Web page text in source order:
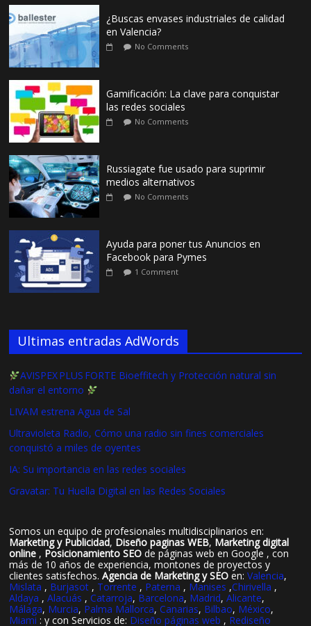
¿Buscas envases industriales de calidad
en Valencia?
No Comments
Gamificación: La clave para conquistar
las redes sociales
No Comments
Russiagate fue usado para suprimir
medios alternativos
No Comments
Ayuda para poner tus Anuncios en
Facebook para Pymes
1 Comment
Ultimas entradas AdWords
AVISPEX PLUS FORTE Bioeffitech y Protección natural sin
dañar el entorno
LIVAM estrena Agua de Sal
Ultravioleta Radio, Cómo una radio sin fines comerciales
conquistó a miles de oyentes
IA: Su importancia en las redes sociales
Gravatar: Tu Huella Digital en las Redes Sociales
Somos un equipo de profesionales multidisciplinarios en:
Marketing y Publicidad, Diseño paginas WEB, Marketing digital
online , Posicionamiento SEO de páginas web en Google , con
más de 10 años de experiencia, montones de proyectos y
clientes satisfechos.Agencia de Marketing y SEO en:Valencia,
Mislata , Burjasot , Torrente , Paterna , Manises ,Chirivella ,
Aldaya ,Alacuás ,Catarroja, Barcelona, Madrid,Alicante,
Málaga, Murcia, Palma Mallorca,Canarias, Bilbao, México,
Miami : y con Servicios de: Diseño páginas web , Rediseño